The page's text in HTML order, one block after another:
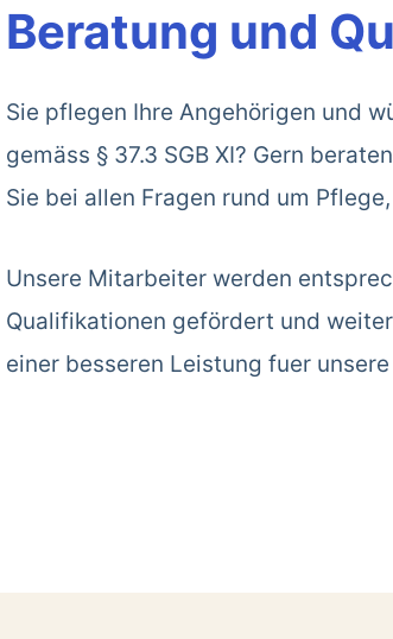
Beratung und
Sie pflegen Ihre Angehörigen und
gemäss § 37.3 SGB XI? Gern
Sie bei allen Fragen rund um
Unsere Mitarbeiter werden
Qualifikationen gefördert und
einer besseren Leistung fuer unsere